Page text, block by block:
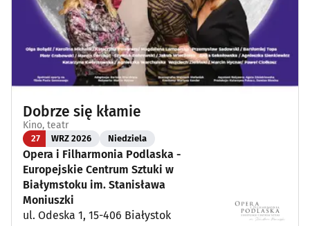
Dobrze się kłamie
Kino, teatr
27 WRZ 2026 Niedziela
Opera i Filharmonia Podlaska -
Europejskie Centrum Sztuki w
Białymstoku im. Stanisława
Moniuszki
ul. Odeska 1, 15-406 Białystok